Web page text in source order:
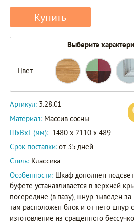
Купить
Выберите
Цвет
Артикул: 3.28.01
Материал: Массив сосны
ШxВxГ (мм): 1480 x 2110 x 489
Срок поставки: от 35 дней
Стиль: Классика
Особенности: Шкаф дополнен
буфете устанавливается в верхней
посередине (в пазу), шнур выведен за
там расположен блок и от него шнур
изготовление из сращенного